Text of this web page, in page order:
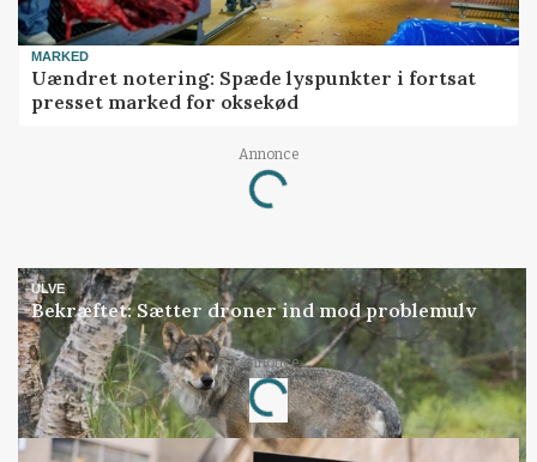
MARKED
Uændret notering: Spæde lyspunkter i fortsat
presset marked for oksekød
Annonce
Loading...
ULVE
Bekræftet: Sætter droner ind mod problemulv
Annonce
Loading...